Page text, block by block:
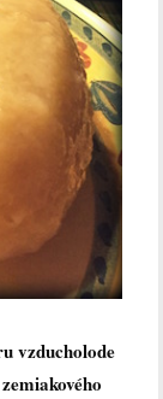
vzducholode